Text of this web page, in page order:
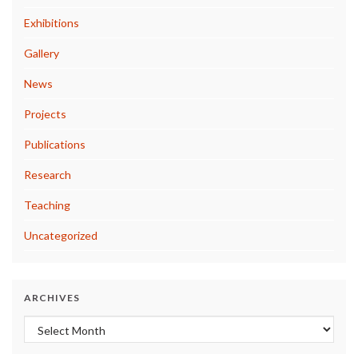
Exhibitions
Gallery
News
Projects
Publications
Research
Teaching
Uncategorized
ARCHIVES
Archives